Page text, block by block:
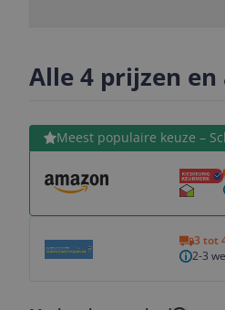
Alle 4 prijzen
Meest populaire keuze –
Bekijk product
3 tot
2-3